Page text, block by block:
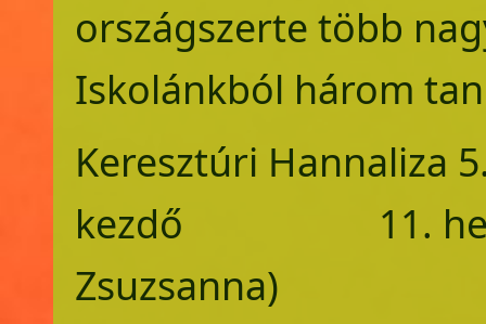
országszerte több
Iskolánkból három
Keresztúri
kezdő 11.
Zsuzsanna)